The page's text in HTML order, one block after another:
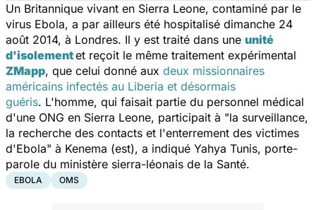
Un Britannique vivant en Sierra Leone, contaminé par le
virus Ebola, a par ailleurs été hospitalisé dimanche 24
août 2014, à Londres. Il y est traité dans une unité
d'isolementet reçoit le même traitement expérimental
ZMapp, que celui donné aux deux missionnaires
américains infectés au Liberia et désormais
guéris. L'homme, qui faisait partie du personnel médical
d'une ONG en Sierra Leone, participait à "la surveillance,
la recherche des contacts et l'enterrement des victimes
d'Ebola" à Kenema (est), a indiqué Yahya Tunis, porte-
parole du ministère sierra-léonais de la Santé.
EBOLA OMS